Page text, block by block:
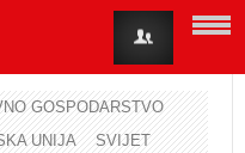
GOSPODARSTVO
UNIJA
SVIJET